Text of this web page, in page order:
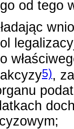
od tego
5),